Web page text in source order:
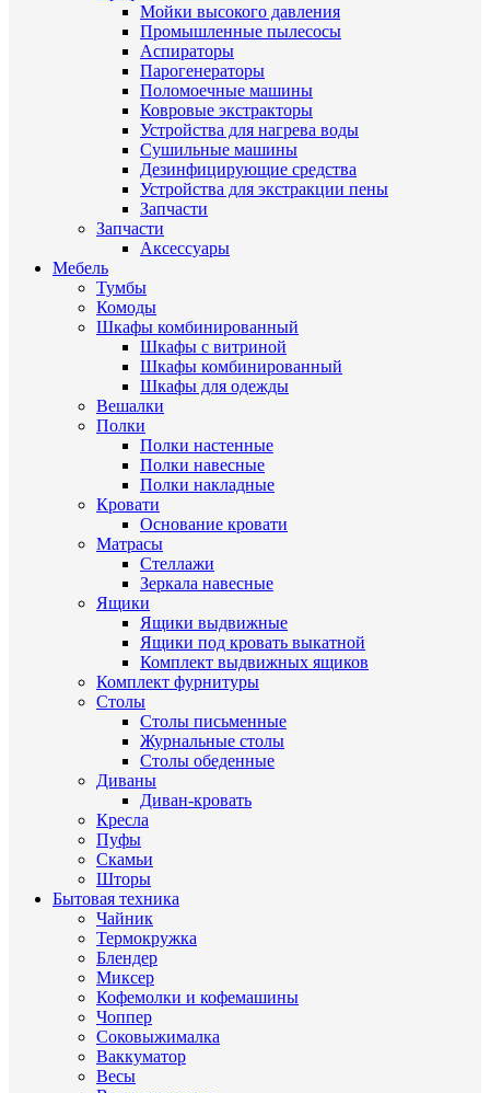
Мойки высокого давления
Промышленные пылесосы
Аспираторы
Парогенераторы
Поломоечные машины
Ковровые экстракторы
Устройства для нагрева воды
Сушильные машины
Дезинфицирующие средства
Устройства для экстракции пены
Запчасти
Запчасти
Аксессуары
Мебель
Тумбы
Комоды
Шкафы комбинированный
Шкафы с витриной
Шкафы комбинированный
Шкафы для одежды
Вешалки
Полки
Полки настенные
Полки навесные
Полки накладные
Кровати
Основание кровати
Матрасы
Стеллажи
Зеркала навесные
Ящики
Ящики выдвижные
Ящики под кровать выкатной
Комплект выдвижных ящиков
Комплект фурнитуры
Столы
Столы письменные
Журнальные cтолы
Столы обеденные
Диваны
Диван-кровать
Кресла
Пуфы
Скамьи
Шторы
Бытовая техника
Чайник
Термокружка
Блендер
Миксер
Кофемолки и кофемашины
Чоппер
Соковыжималка
Ваккуматор
Весы